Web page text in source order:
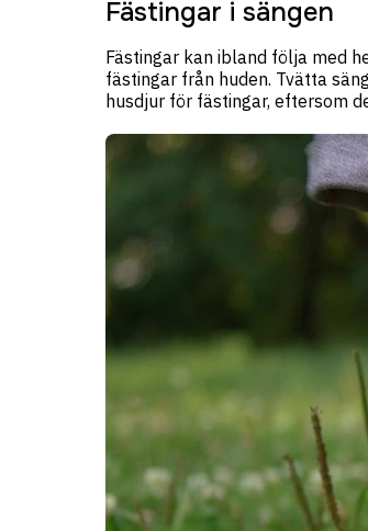
Fästingar i sängen
Fästingar kan ibland följa med
fästingar från huden. Tvätta
husdjur för fästingar, eftersom